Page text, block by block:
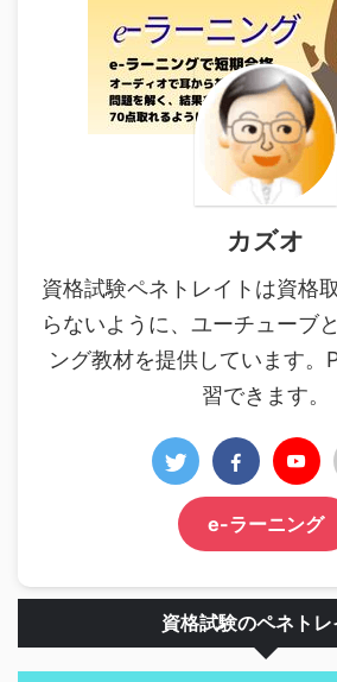
カズオ
資格試験ペネトレイトは資格
らないように、ユーチューブ
ング教材を提供しています。
習できます。
e-ラーニング
資格試験のペネトレ